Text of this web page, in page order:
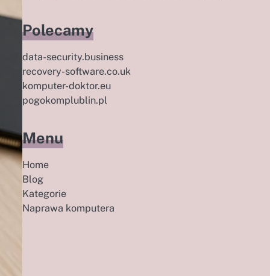
Polecamy
data-security.business
recovery-software.co.uk
komputer-doktor.eu
pogokomplublin.pl
Menu
Home
Blog
Kategorie
Naprawa komputera